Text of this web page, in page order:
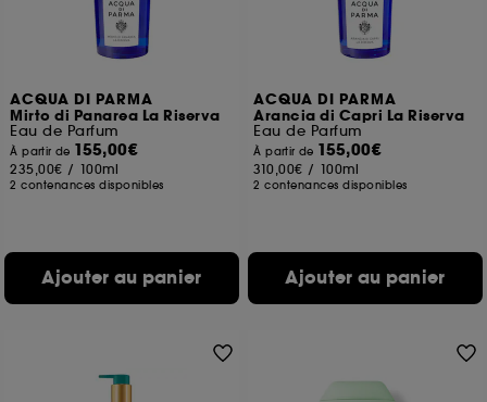
ACQUA DI PARMA
Mirto di Panarea La Riserva
Eau de Parfum
À partir de 155,00€
235,00€ / 100ml
2 contenances disponibles
Ajouter au panier
ACQUA DI PARMA
Arancia di Capri La Riserva
Eau de Parfum
À partir de 155,00€
310,00€ / 100ml
2 contenances disponibles
Ajouter au panier